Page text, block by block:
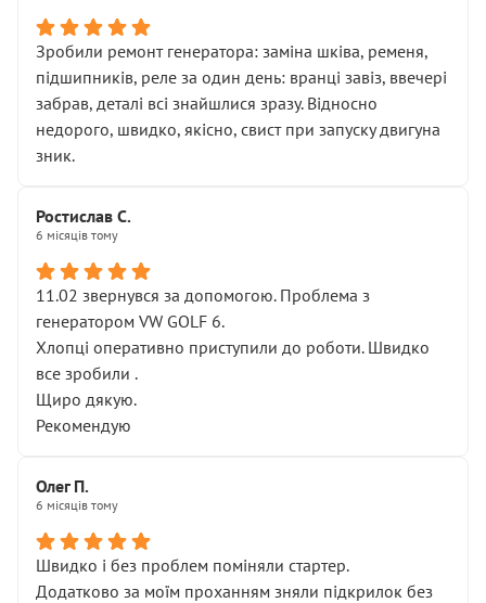
Зробили ремонт генератора: заміна шківа, ременя,
підшипників, реле за один день: вранці завіз, ввечері
забрав, деталі всі знайшлися зразу. Відносно
недорого, швидко, якісно, свист при запуску двигуна
зник.
Ростислав С.
6 місяців тому
11.02 звернувся за допомогою. Проблема з
генератором VW GOLF 6.
Хлопці оперативно приступили до роботи. Швидко
все зробили .
Щиро дякую.
Рекомендую
Олег П.
6 місяців тому
Швидко і без проблем поміняли стартер.
Додатково за моїм проханням зняли підкрилок без